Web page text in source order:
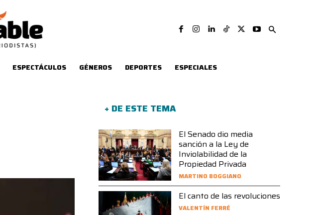
ESPECTÁCULOS GÉNEROS DEPORTES ESPECIALES
+ DE ESTE TEMA
El Senado dio media
sanción a la Ley de
Inviolabilidad de la
Propiedad Privada
MARTINO BOGGIANO
El canto de las revoluciones
VALENTÍN FERRÉ